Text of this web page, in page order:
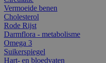
Vermoeide benen
Cholesterol
Rode Rijst
Darmflora - metabolisme
Omega 3
Suikerspiegel
Hart- en bloedvaten